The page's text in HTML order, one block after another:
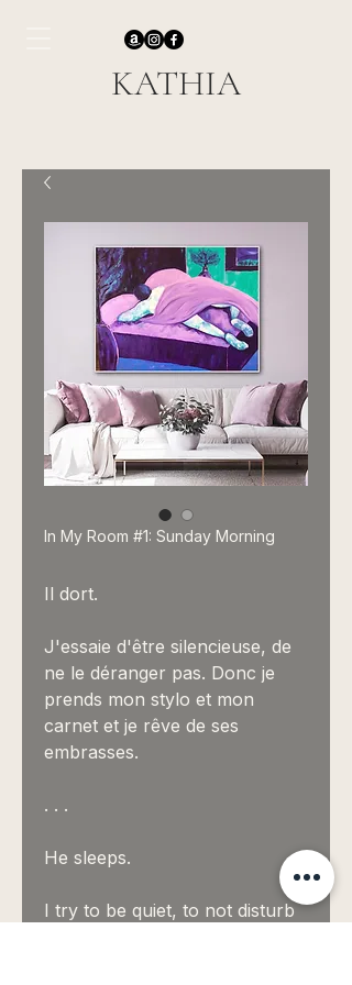
KATHIA
In My Room #1: Sunday Morning
Il dort.
J'essaie d'être silencieuse, de
ne le déranger pas. Donc je
prends mon stylo et mon
carnet et je rêve de ses
embrasses.
. . .
He sleeps.
I try to be quiet, to not disturb